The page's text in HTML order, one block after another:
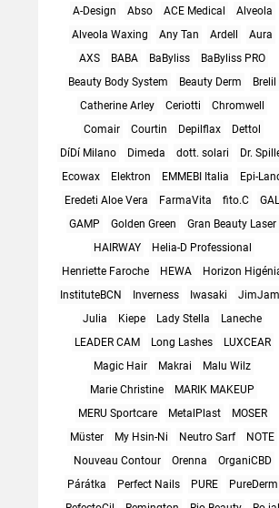
A-Design Abso ACE Medical
Alveola
Alveola Waxing
Any Tan Ardell
Aura
AXS
BABA BaByliss
BaByliss PRO
Beauty Body System
Beauty Derm
Brelil
Catherine Arley
Ceriotti
Chromwell
Comair
Courtin Depilflax
Dettol
DíDí Milano
Dimeda dott. solari
Dr.
Ecowax
Elektron EMMEBI Italia
Epi-
Eredeti Aloe Vera
FarmaVita fito.C
GAL
GAMP
Golden Green
Gran Beauty Laser
HAIRWAY
Helia-D Professional
Henriette Faroche
HEWA
Horizon
InstituteBCN
Inverness Iwasaki
Julia
Kiepe Lady Stella
Laneche
LEADER CAM
Long Lashes
LUXCEAR
Magic Hair
Makrai
Malu Wilz
Marie Christine
MARIK MAKEUP
MERU Sportcare
MetalPlast
MOSER
Müster
My Hsin-Ni Neutro Sarf
NOTE
Nouveau Contour
Orenna
OrganiCBD
Párátka
Perfect Nails PURE
PureDerm